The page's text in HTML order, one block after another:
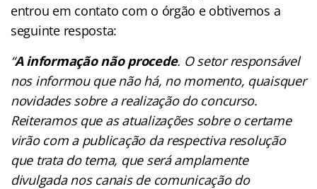
entrou em contato com o órgão e obtivemos a
seguinte resposta:
“A informação não procede. O setor responsável
nos informou que não há, no momento, quaisquer
novidades sobre a realização do concurso.
Reiteramos que as atualizações sobre o certame
virão com a publicação da respectiva resolução
que trata do tema, que será amplamente
divulgada nos canais de comunicação do